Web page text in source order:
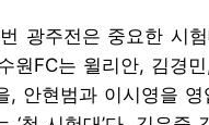
광주전은 중요한 시험
원FC는 윌리안, 김경
, 안현범과 이시영을